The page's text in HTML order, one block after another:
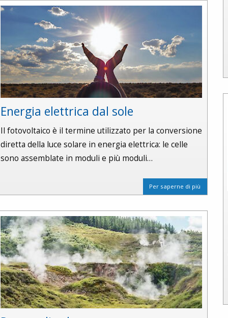
Energia elettrica dal sole
Il fotovoltaico è il termine utilizzato per la conversione
diretta della luce solare in energia elettrica: le celle
sono assemblate in moduli e più moduli…
Per saperne di più